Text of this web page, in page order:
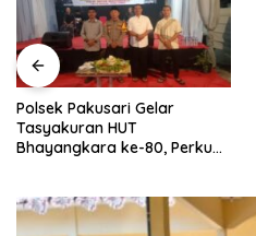
Polsek Pakusari Gelar
Tasyakuran HUT
Bhayangkara ke-80, Perkuat